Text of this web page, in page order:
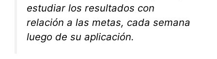
estudiar los resultados con
relación a las metas, cada semana
luego de su aplicación.